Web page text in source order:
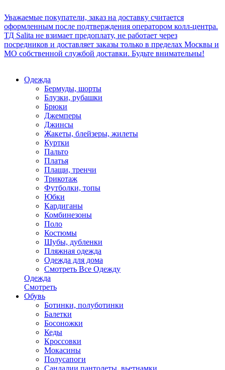
Уважаемые покупатели, заказ на доставку считается
оформленным после подтверждения оператором колл-центра.
ТД Salita не взимает предоплату, не работает через
посредников и доставляет заказы только в пределах Москвы и
МО собственной службой доставки. Будьте внимательны!
Одежда
Бермуды, шорты
Блузки, рубашки
Брюки
Джемперы
Джинсы
Жакеты, блейзеры, жилеты
Куртки
Пальто
Платья
Плащи, тренчи
Трикотаж
Футболки, топы
Юбки
Кардиганы
Комбинезоны
Поло
Костюмы
Шубы, дубленки
Пляжная одежда
Одежда для дома
Смотреть Все Одежду
Одежда
Смотреть
Обувь
Ботинки, полуботинки
Балетки
Босоножки
Кеды
Кроссовки
Мокасины
Полусапоги
Сандалии,пантолеты, вьетнамки